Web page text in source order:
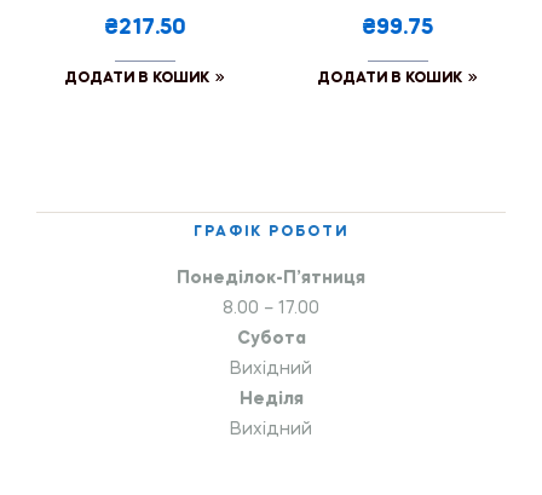
₴217.50
ДОДАТИ В КОШИК
₴99.75
ДОДАТИ В КОШИК
ГРАФІК РОБОТИ
Понеділок-П’ятниця
8.00 – 17.00
Субота
Вихідний
Неділя
Вихідний